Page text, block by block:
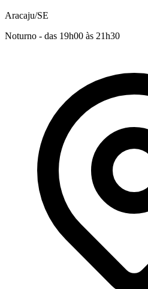
Aracaju/SE
Noturno - das 19h00 às 21h30